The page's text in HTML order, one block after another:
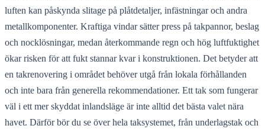
luften kan påskynda slitage på plåtdetaljer, infästningar och andra
metallkomponenter. Kraftiga vindar sätter press på takpannor, beslag
och nocklösningar, medan återkommande regn och hög luftfuktighet
ökar risken för att fukt stannar kvar i konstruktionen. Det betyder att
en takrenovering i området behöver utgå från lokala förhållanden
och inte bara från generella rekommendationer. Ett tak som fungerar
väl i ett mer skyddat inlandsläge är inte alltid det bästa valet nära
havet. Därför bör du se över hela taksystemet, från underlagstak och